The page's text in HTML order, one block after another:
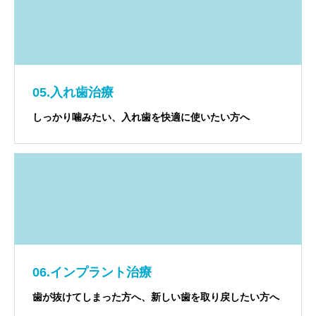
05.入れ歯治療
しっかり噛みたい、入れ歯を快適に使いたい方へ
06.インプラント治療
歯が抜けてしまった方へ、新しい歯を取り戻したい方へ